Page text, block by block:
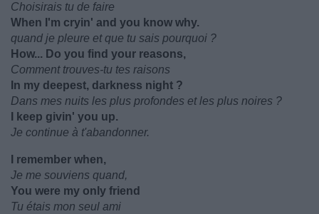
Choisirais tu de faire
When I'm cryin' and you know why.
quand je pleure et que tu sais pourquoi ?
How... Do you find your reasons,
Comment trouves-tu tes raisons
In my deepest, darkness night ?
Dans mes nuits les plus profondes et les plus noires ?
I keep givin' you up.
Je continue à t'abandonner.
I remember when,
Je me souviens quand,
You were my only friend
Tu étais mon seul ami